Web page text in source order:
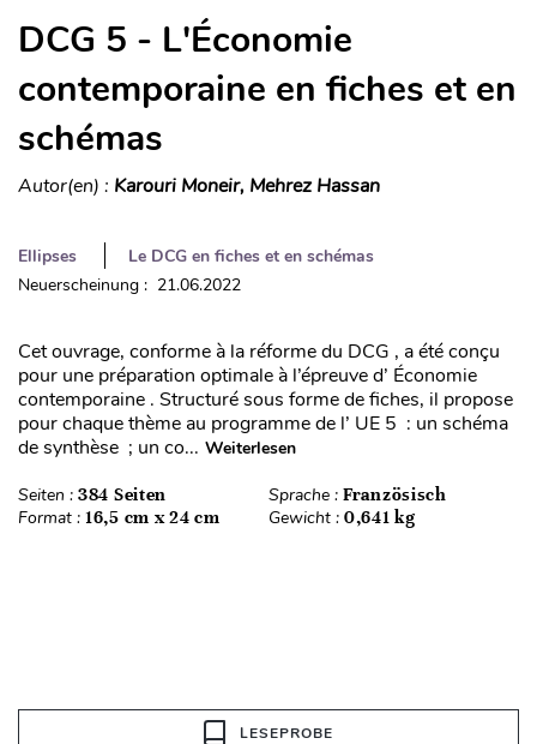
DCG 5 - L'Économie
contemporaine en fiches et en
schémas
Autor(en) : Karouri Moneir, Mehrez Hassan
Ellipses
Le DCG en fiches et en schémas
Neuerscheinung : 21.06.2022
Cet ouvrage, conforme à la réforme du DCG , a été conçu
pour une préparation optimale à l’épreuve d’ Économie
contemporaine . Structuré sous forme de fiches, il propose
pour chaque thème au programme de l’ UE 5 : un schéma
de synthèse ; un co... Weiterlesen
Seiten : 384 Seiten Sprache : Französisch
Format : 16,5 cm x 24 cm Gewicht : 0,641 kg
LESEPROBE